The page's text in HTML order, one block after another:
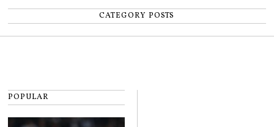
CATEGORY POSTS
POPULAR